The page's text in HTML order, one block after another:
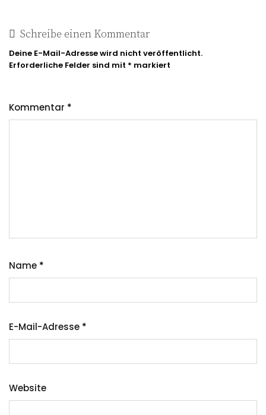
Schreibe einen Kommentar
Deine E-Mail-Adresse wird nicht veröffentlicht.
Erforderliche Felder sind mit * markiert
Kommentar *
Name *
E-Mail-Adresse *
Website